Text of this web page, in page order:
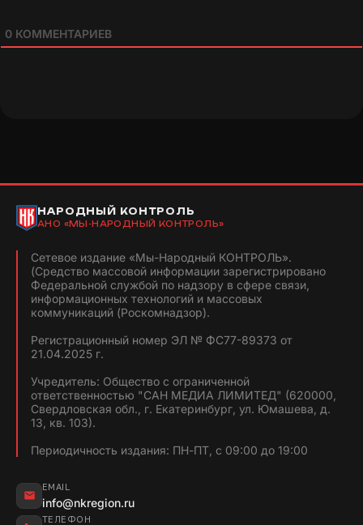
0 КОММЕНТАРИЕВ
НАРОДНЫЙ КОНТРОЛЬ
АНО «МЫ-НАРОДНЫЙ КОНТРОЛЬ»
Сетевое издание «Мы-Народный КОНТРОЛЬ».
(Средство массовой информации зарегистрировано
Федеральной службой по надзору в сфере связи,
информационных технологий и массовых
коммуникаций (Роскомнадзор).
Регистрационный номер ЭЛ № ФС77-89373 от
21.04.2025 г.
Учредитель: Общество с ограниченной
ответственностью "САН МЕДИА ЛИМИТЕД" (620000,
Свердловская обл., г. Екатеринбург, ул. Юмашева, д.
13, кв. 103).
Периодичность издания: ПН-ПТ, с 09:00 до 19:00
EMAIL
info@nkregion.ru
ТЕЛЕФОН